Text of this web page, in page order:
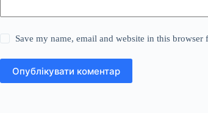
Save my name, email and website in this
Опублікувати коментар